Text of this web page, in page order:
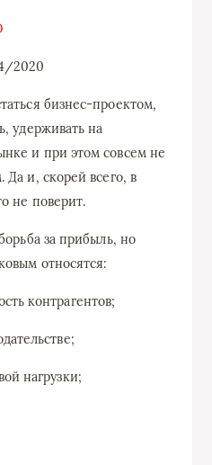
2020
бизнес-проектом,
удерживать на
и при этом совсем не
и, скорей всего, в
не поверит.
за прибыль, но
относятся:
контрагентов;
нагрузки;